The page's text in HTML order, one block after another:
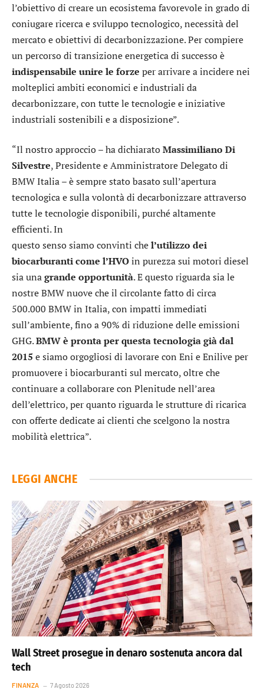
l’obiettivo di creare un ecosistema favorevole in grado di
coniugare ricerca e sviluppo tecnologico, necessità del
mercato e obiettivi di decarbonizzazione. Per compiere
un percorso di transizione energetica di successo è
indispensabile unire le forze per arrivare a incidere nei
molteplici ambiti economici e industriali da
decarbonizzare, con tutte le tecnologie e iniziative
industriali sostenibili e a disposizione”.
“Il nostro approccio – ha dichiaratoMassimiliano Di
Silvestre, Presidente e Amministratore Delegato di
BMW Italia – è sempre stato basato sull’apertura
tecnologica e sulla volontà di decarbonizzare attraverso
tutte le tecnologie disponibili, purché altamente
efficienti. In
questo senso siamo convinti chel’utilizzo dei
biocarburanti come l’HVOin purezza sui motori diesel
sia unagrande opportunità. E questo riguarda sia le
nostre BMW nuove che il circolante fatto di circa
500.000 BMW in Italia, con impatti immediati
sull’ambiente, fino a 90% di riduzione delle emissioni
GHG.BMW è pronta per questa tecnologia già dal
2015 e siamo orgogliosi di lavorare con Eni e Enilive per
promuovere i biocarburanti sul mercato, oltre che
continuare a collaborare con Plenitude nell’area
dell’elettrico, per quanto riguarda le strutture di ricarica
con offerte dedicate ai clienti che scelgono la nostra
mobilità elettrica”.
LEGGI ANCHE
Wall Street prosegue in denaro sostenuta ancora dal
tech
FINANZA 7 Agosto 2026